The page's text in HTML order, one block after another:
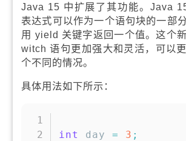
Java 15 中扩展了其功能。Java
表达式可以作为一个语句块的一部
用 yield 关键字返回一个值。这个
witch 语句更加强大和灵活，可以
个不同的情况。
具体用法如下所示：
int day = 3 ;